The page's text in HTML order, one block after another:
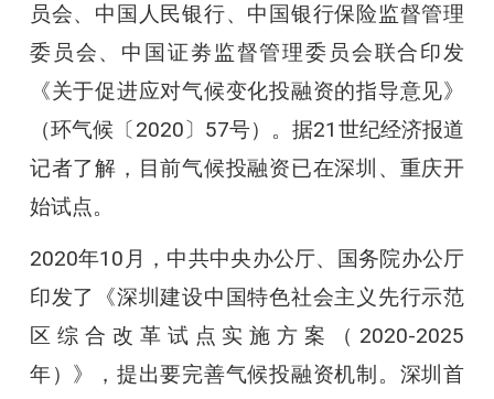
员会、中国人民银行、中国银行保险监督管理
委员会、中国证劵监督管理委员会联合印发
《关于促进应对气候变化投融资的指导意见》
（环气候〔2020〕57号）。据21世纪经济报道
记者了解，目前气候投融资已在深圳、重庆开
始试点。
2020年10月，中共中央办公厅、国务院办公厅
印发了《深圳建设中国特色社会主义先行示范
区综合改革试点实施方案（2020-2025
年）》，提出要完善气候投融资机制。深圳首